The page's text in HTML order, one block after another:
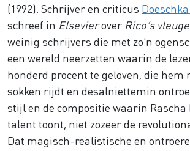
(1992). Schrijver en criticus
schreef in Elsevierover Rico’s
weinig schrijvers die met zo'n
een wereld neerzetten waarin de
honderd procent te geloven, die hem
sokken rijdt en desalniettemin
stijl en de compositie waarin Rascha
talent toont, niet zozeer de
Dat magisch-realistische en